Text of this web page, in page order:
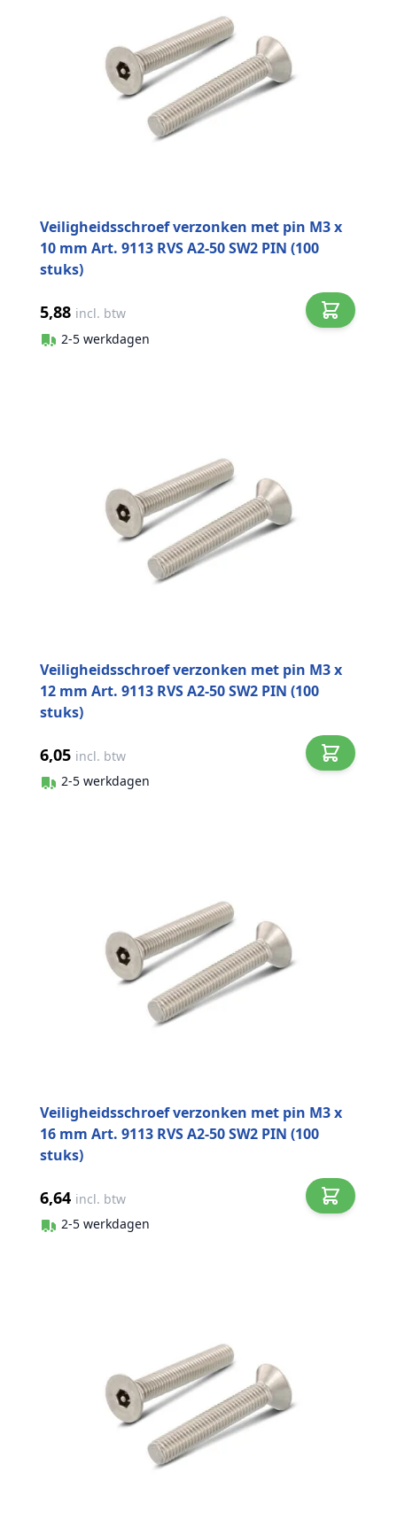
Veiligheidsschroef verzonken met pin M3 x
10 mm Art. 9113 RVS A2-50 SW2 PIN (100
stuks)
5,88 incl. btw
2-5 werkdagen
Veiligheidsschroef verzonken met pin M3 x
12 mm Art. 9113 RVS A2-50 SW2 PIN (100
stuks)
6,05 incl. btw
2-5 werkdagen
Veiligheidsschroef verzonken met pin M3 x
16 mm Art. 9113 RVS A2-50 SW2 PIN (100
stuks)
6,64 incl. btw
2-5 werkdagen